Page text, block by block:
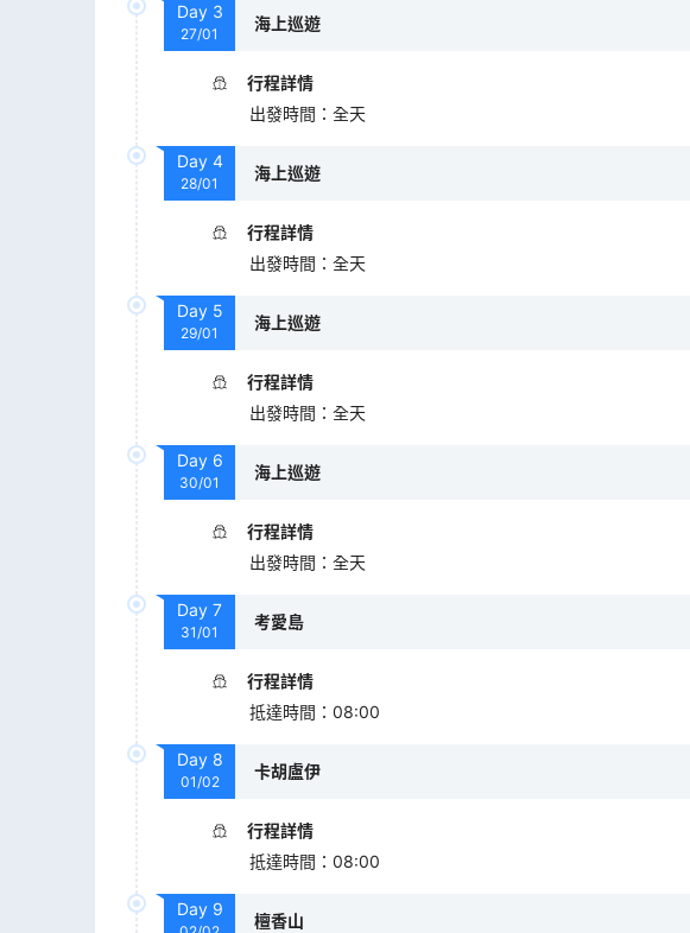
Day 3
27/01
海上巡遊
行程詳情
出發時間 ： 全天
Day 4
28/01
海上巡遊
行程詳情
出發時間 ： 全天
Day 5
29/01
海上巡遊
行程詳情
出發時間 ： 全天
Day 6
30/01
海上巡遊
行程詳情
出發時間 ： 全天
Day 7
31/01
考愛島
行程詳情
抵達時間 ： 08:00
Day 8
01/02
卡胡盧伊
行程詳情
抵達時間 ： 08:00
Day 9
檀香山